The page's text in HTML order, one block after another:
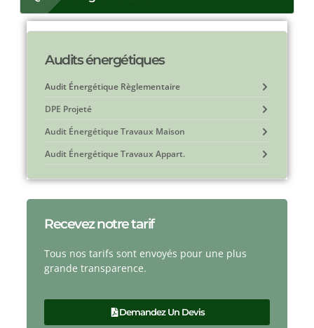
Audits énergétiques
Audit Énergétique Règlementaire
DPE Projeté
Audit Énergétique Travaux Maison
Audit Énergétique Travaux Appart.
Recevez notre tarif
Tous nos tarifs sont envoyés pour une plus
grande transparence.
Demandez Un Devis